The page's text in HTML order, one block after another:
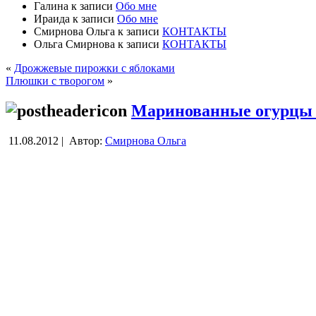
Галина к записи Обо мне
Ираида к записи Обо мне
Смирнова Ольга к записи КОНТАКТЫ
Ольга Смирнова к записи КОНТАКТЫ
« Дрожжевые пирожки с яблоками
Плюшки с творогом »
Маринованные огурцы
11.08.2012 | Автор: Смирнова Ольга